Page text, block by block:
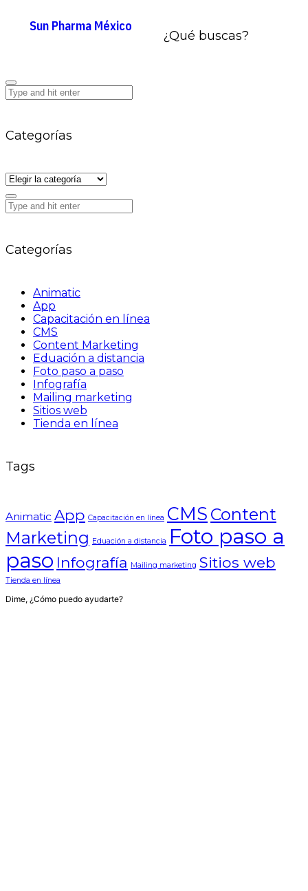
Sun Pharma México
¿Qué buscas?
Categorías
Categorías
Categorías
Animatic
App
Capacitación en línea
CMS
Content Marketing
Eduación a distancia
Foto paso a paso
Infografía
Mailing marketing
Sitios web
Tienda en línea
Tags
Animatic App Capacitación en línea CMS Content
Marketing Eduación a distancia
Foto paso a
paso Infografía Mailing marketing Sitios web
Tienda en línea
Dime, ¿Cómo puedo ayudarte?